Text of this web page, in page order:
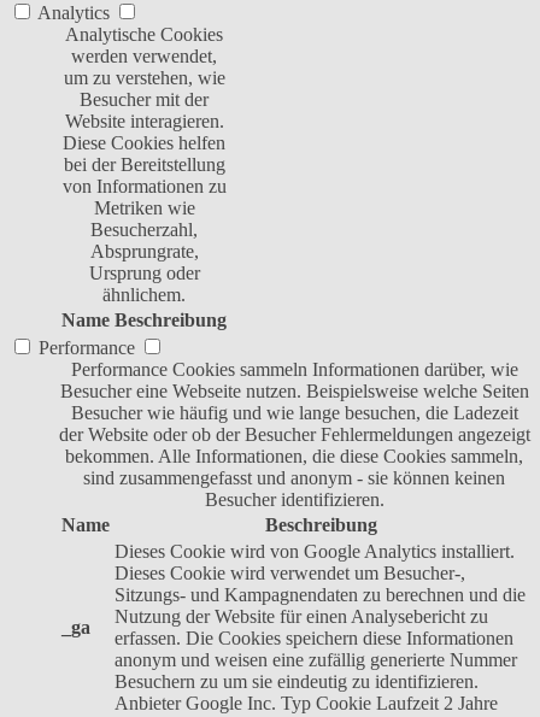
Analytics
Analytische Cookies
werden verwendet,
um zu verstehen, wie
Besucher mit der
Website interagieren.
Diese Cookies helfen
bei der Bereitstellung
von Informationen zu
Metriken wie
Besucherzahl,
Absprungrate,
Ursprung oder
ähnlichem.
Name Beschreibung
Performance
Performance Cookies sammeln Informationen darüber, wie
Besucher eine Webseite nutzen. Beispielsweise welche Seiten
Besucher wie häufig und wie lange besuchen, die Ladezeit
der Website oder ob der Besucher Fehlermeldungen angezeigt
bekommen. Alle Informationen, die diese Cookies sammeln,
sind zusammengefasst und anonym - sie können keinen
Besucher identifizieren.
Name
Beschreibung
_ga
Dieses Cookie wird von Google Analytics installiert.
Dieses Cookie wird verwendet um Besucher-,
Sitzungs- und Kampagnendaten zu berechnen und die
Nutzung der Website für einen Analysebericht zu
erfassen. Die Cookies speichern diese Informationen
anonym und weisen eine zufällig generierte Nummer
Besuchern zu um sie eindeutig zu identifizieren.
Anbieter Google Inc. Typ Cookie Laufzeit 2 Jahre